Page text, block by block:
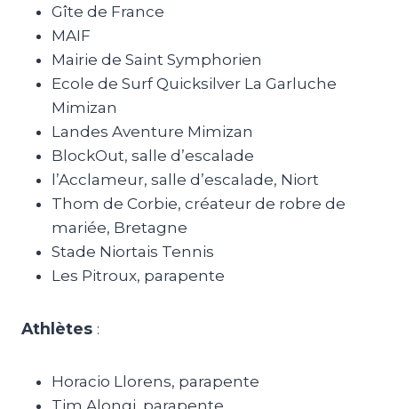
Gîte de France
MAIF
Mairie de Saint Symphorien
Ecole de Surf Quicksilver La Garluche
Mimizan
Landes Aventure Mimizan
BlockOut, salle d’escalade
l’Acclameur, salle d’escalade, Niort
Thom de Corbie, créateur de robre de
mariée, Bretagne
Stade Niortais Tennis
Les Pitroux, parapente
Athlètes:
Horacio Llorens, parapente
Tim Alongi, parapente